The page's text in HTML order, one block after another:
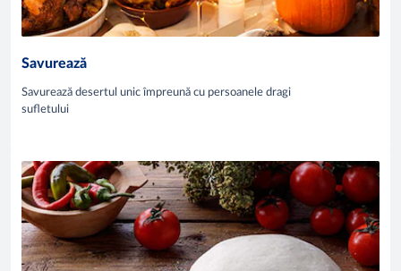
Savurează
Savurează desertul unic împreună cu persoanele dragi
sufletului